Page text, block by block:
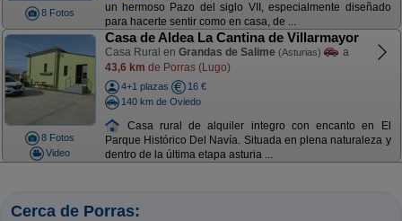
8 Fotos
un hermoso Pazo del siglo VII, especialmente diseñado
para hacerte sentir como en casa, de ...
8 Fotos
Video
Casa de Aldea La Cantina de Villarmayor
Casa Rural en Grandas de Salime (Asturias)
a
43,6 km de Porras (Lugo)
4+1 plazas
16 €
140 km de Oviedo
Casa rural de alquiler integro con encanto en El
Parque Histórico Del Navía. Situada en plena naturaleza y
dentro de la última etapa asturia ...
Cerca de Porras: